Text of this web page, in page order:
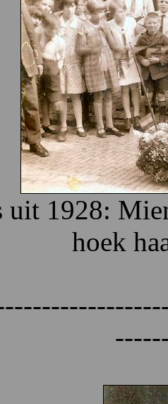
uit 1928:
hoek